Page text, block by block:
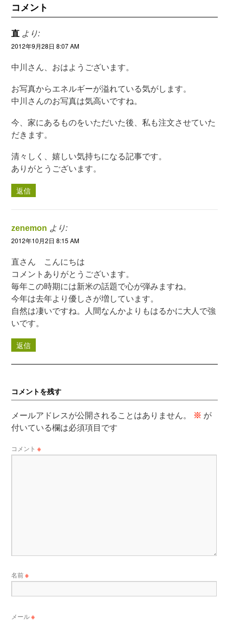
コメント
直 より:
2012年9月28日 8:07 AM
中川さん、おはようございます。
お写真からエネルギーが溢れている気がします。
中川さんのお写真は気高いですね。
今、家にあるものをいただいた後、私も注文させていた
だきます。
清々しく、嬉しい気持ちになる記事です。
ありがとうございます。
返信
zenemon より:
2012年10月2日 8:15 AM
直さん こんにちは
コメントありがとうございます。
毎年この時期には新米の話題で心が弾みますね。
今年は去年より優しさが増しています。
自然は凄いですね。人間なんかよりもはるかに大人で強
いです。
返信
コメントを残す
メールアドレスが公開されることはありません。 ※ が
付いている欄は必須項目です
コメント※
名前※
メール※